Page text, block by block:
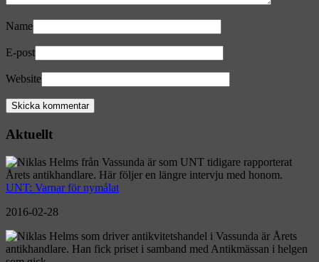
Name
E-post
Website
Aktuellt
UNT: Varnar för nymålat
2016-02-28